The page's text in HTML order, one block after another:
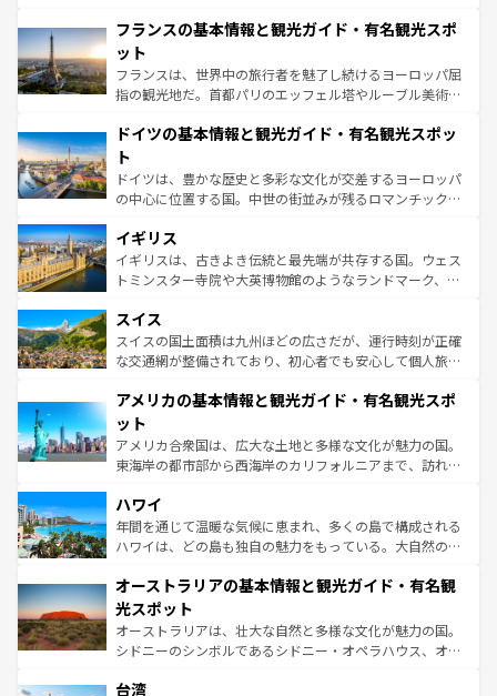
なお、新着のイタリア情報はコンテンツ一覧を参照してほ
しい。
文化が根付くこの国では、情熱的なフラメンコ、熱気あふ
れる闘牛、そして美味しいタパスが生活の一部となってい
る。首都マドリードの洗練された雰囲気や、バルセロナの
アートに溢れた街角から、地方では古代ローマ遺跡や中世
せる。地方によって風土や気候が異なるスペインはその個
ンテンツ一覧 を参照してほしい。
フランスの基本情報と観光ガイド・有名観光スポ
ット
フランスは、世界中の旅行者を魅了し続けるヨーロッパ屈
指の観光地だ。首都パリのエッフェル塔やルーブル美術館
で、幅広い魅力が詰まっている。華麗な宮殿、歴史的な大
聖堂、美しいビーチ、そして豊かな自然が、訪れる者を心
から魅了する。また、フランスは美食の国としても知ら
れ、フランス料理はユネスコ無形文化遺産にも登録されて
香り高いラベンダー畑など、多彩な楽しみ方が可能だ。さ
らに、パリ以外の地域にも魅力が溢れており、どの街角に
も豊かな歴史と文化が息づいている。パリ以外の個性あふ
を参照してほしい。
ドイツの基本情報と観光ガイド・有名観光スポッ
ト
ドイツは、豊かな歴史と多彩な文化が交差するヨーロッパ
の中心に位置する国。中世の街並みが残るロマンチック街
顔を持つこの国は、どこを歩いても飽きることがない。ベ
ルリンの文化的活気、バイエルン州のアルプスの絶景、そ
してライン川沿いのワイン畑といった風景は必見。ビール
は、お酒好きな人にはぜひ体験してほしい。 なお、新着の
ドイツ情報はコンテンツ一覧を参照してほしい。
イギリス
イギリスは、古きよき伝統と最先端が共存する国。ウェス
トミンスター寺院や大英博物館のようなランドマーク、歴
リアごとに異なる魅力がある。また、優雅なアフタヌーン
ティー、ビール好きにはたまらない英国パブ、サッカー観
戦など、本場だからこそできる体験も豊富。イギリスを旅
ンツ一覧を参照してほしい。
スイス
スイスの国土面積は九州ほどの広さだが、運行時刻が正確
な交通網が整備されており、初心者でも安心して個人旅行
の建物がそのまま残る町や、スイスならではのユニークな
博物館もあり、アルプス観光だけでなく町歩きも満喫する
ことができる。国民の所得が高いため物価も高いが、旅行
者向けの交通パス提供のサービスもあり、うまく活用すれ
着のスイス情報は
アメリカの基本情報と観光ガイド・有名観光スポ
ット
アメリカ合衆国は、広大な土地と多様な文化が魅力の国。
東海岸の都市部から西海岸のカリフォルニアまで、訪れる
のような巨大都市は、観光、ショッピング、エンターテイ
ンメントが詰まった刺激的なスポットだ。一方、アメリカ
西部には大自然が広がり、グランドキャニオンやイエロー
部のニューオーリンズでは、音楽と美食が融合した独特の
文化が魅力。旅行者はアメリカの各地域で異なる魅力を楽
しみながら、その多様性と豊かな歴史を感じることができ
るだろう。車でのロードトリップや列車の旅も、アメリカ
情報は
ハワイ
年間を通じて温暖な気候に恵まれ、多くの島で構成される
ハワイは、どの島も独自の魅力をもっている。大自然の神
ワイ島は見逃せない。また、定番の観光地といえばオアフ
島だが、静かな自然を求めるならマウイ島やカウアイ島が
おすすめ。エメラルドグリーンに輝く海をはじめ、豊かな
文化や歴史が息づいている。「アロハスピリット」と呼ば
人々、おいしいローカルフードやハワイアンミュージッ
オーストラリアの基本情報と観光ガイド・有名観
光スポット
オーストラリアは、壮大な自然と多様な文化が魅力の国。
シドニーのシンボルであるシドニー・オペラハウス、オー
リアリーフや大陸中央部にそびえるウルル（エアーズロッ
台湾